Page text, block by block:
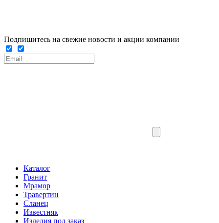
Подпишитесь на свежие новости и акции компании
Каталог
Гранит
Мрамор
Травертин
Сланец
Известняк
Изделия под заказ